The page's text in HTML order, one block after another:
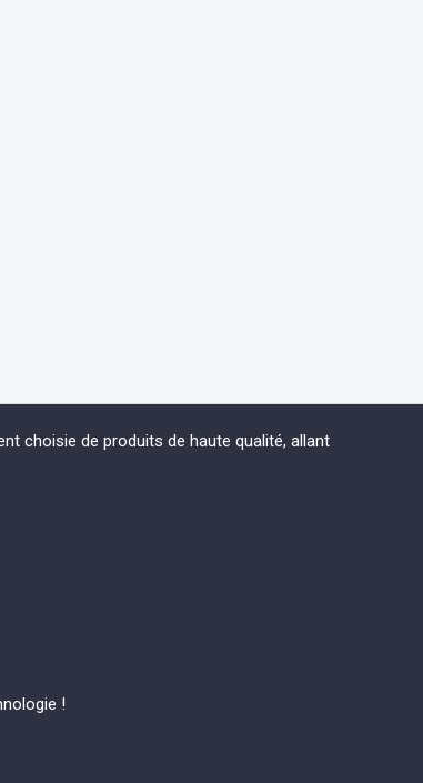
choisie de produits de haute qualité, allant
!